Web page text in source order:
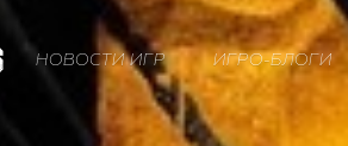
НОВОСТИ ИГР ИГРО-БЛОГИ